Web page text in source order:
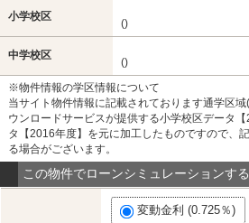
小学校区
()
中学校区
()
※物件情報の学区情報について
当サイト物件情報に記載されております通学区
ウンロードサービスが提供する小学校区データ
タ【2016年度】を元に加工したものですので、
る場合がございます。
この物件でローンシミュレーションする
変動金利 (0.725％)